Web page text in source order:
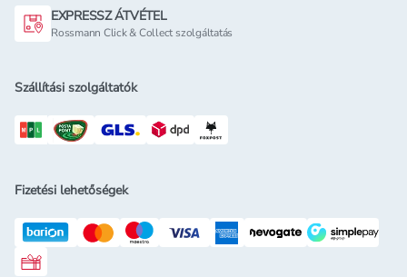
EXPRESSZ ÁTVÉTEL
Rossmann Click & Collect szolgáltatás
Szállítási szolgáltatók
Fizetési lehetőségek
Rossmann ajándékkártya